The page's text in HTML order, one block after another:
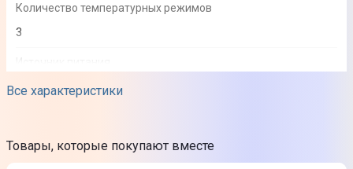
Все характеристики
Количество температурных режимов
3
От сети
Товары, которые покупают вместе